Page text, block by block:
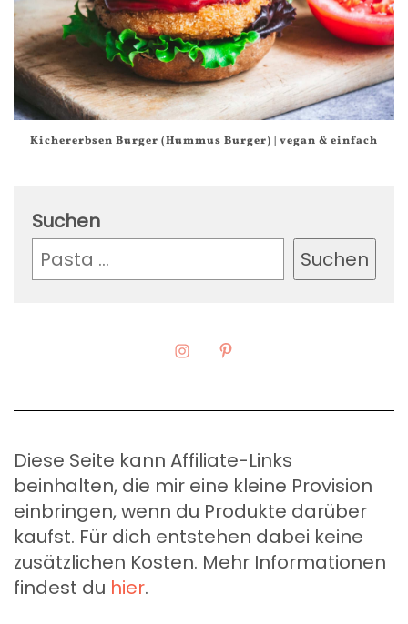
Kichererbsen Burger (Hummus Burger) | vegan & einfach
Suchen
Suchen
Diese Seite kann Affiliate-Links
beinhalten, die mir eine kleine Provision
einbringen, wenn du Produkte darüber
kaufst. Für dich entstehen dabei keine
zusätzlichen Kosten. Mehr Informationen
findest du hier.